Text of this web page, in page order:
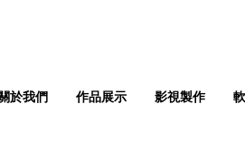
關於我們 作品展示 影視製作